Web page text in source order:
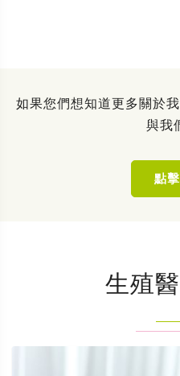
如果您們想知道更多關於
與我
點
生殖